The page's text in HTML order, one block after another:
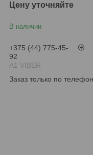
Цену уточняйте
В наличии
+375 (44) 775-45-
92
А1 VIBER
Заказ только по